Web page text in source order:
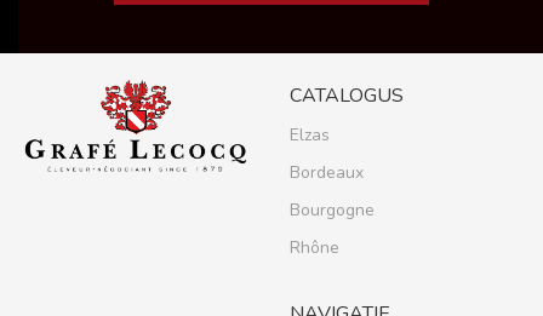
CATALOGUS
Elzas
Bordeaux
Bourgogne
Rhône